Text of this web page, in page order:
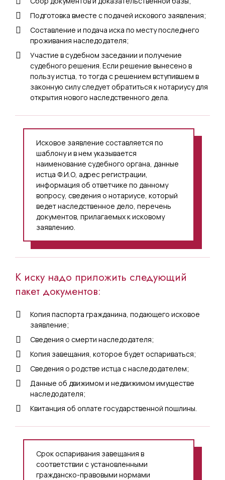
Подготовка вместе с подачей искового заявления;
Составление и подача иска по месту последнего
проживания наследодателя;
Участие в судебном заседании и получение
судебного решения. Если решение вынесено в
пользу истца, то тогда с решением вступившем в
законную силу следует обратиться к нотариусу для
открытия нового наследственного дела.
Исковое заявление составляется по
шаблону и в нем указывается
наименование судебного органа, данные
истца Ф.И.О, адрес регистрации,
информация об ответчике по данному
вопросу, сведения о нотариусе, который
ведет наследственное дело, перечень
документов, прилагаемых к исковому
заявлению.
К иску надо приложить следующий
пакет документов:
Копия паспорта гражданина, подающего исковое
заявление;
Сведения о смерти наследодателя;
Копия завещания, которое будет оспариваться;
Сведения о родстве истца с наследодателем;
Данные об движимом и недвижимом имуществе
наследодателя;
Квитанция об оплате государственной пошлины.
Срок оспаривания завещания в
соответствии с установленными
гражданско-правовыми нормами